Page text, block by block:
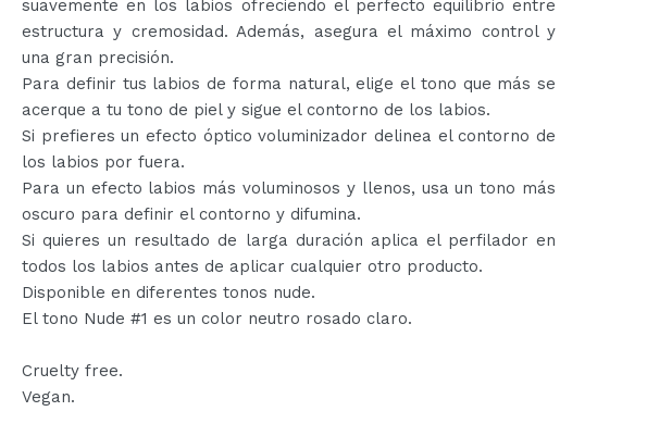
suavemente en los labios ofreciendo el perfecto equilibrio entre
estructura y cremosidad. Además, asegura el máximo control y
una gran precisión.
Para definir tus labios de forma natural, elige el tono que más se
acerque a tu tono de piel y sigue el contorno de los labios.
Si prefieres un efecto óptico voluminizador delinea el contorno de
los labios por fuera.
Para un efecto labios más voluminosos y llenos, usa un tono más
oscuro para definir el contorno y difumina.
Si quieres un resultado de larga duración aplica el perfilador en
todos los labios antes de aplicar cualquier otro producto.
Disponible en diferentes tonos nude.
El tono Nude #1 es un color neutro rosado claro.
Cruelty free.
Vegan.